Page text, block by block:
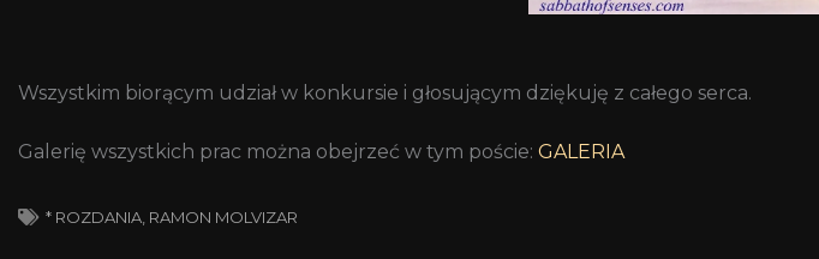
Wszystkim biorącym udział w konkursie i głosującym dziękuję z całego serca.
Galerię wszystkich prac można obejrzeć w tym poście: GALERIA
* ROZDANIA RAMON MOLVIZAR